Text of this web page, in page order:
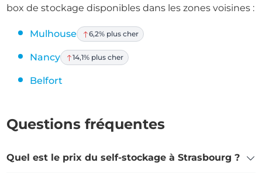
box de stockage disponibles dans les zones voisines :
Mulhouse 6,2% plus cher
Nancy 14,1% plus cher
Belfort
Questions fréquentes
Quel est le prix du self-stockage à Strasbourg ?